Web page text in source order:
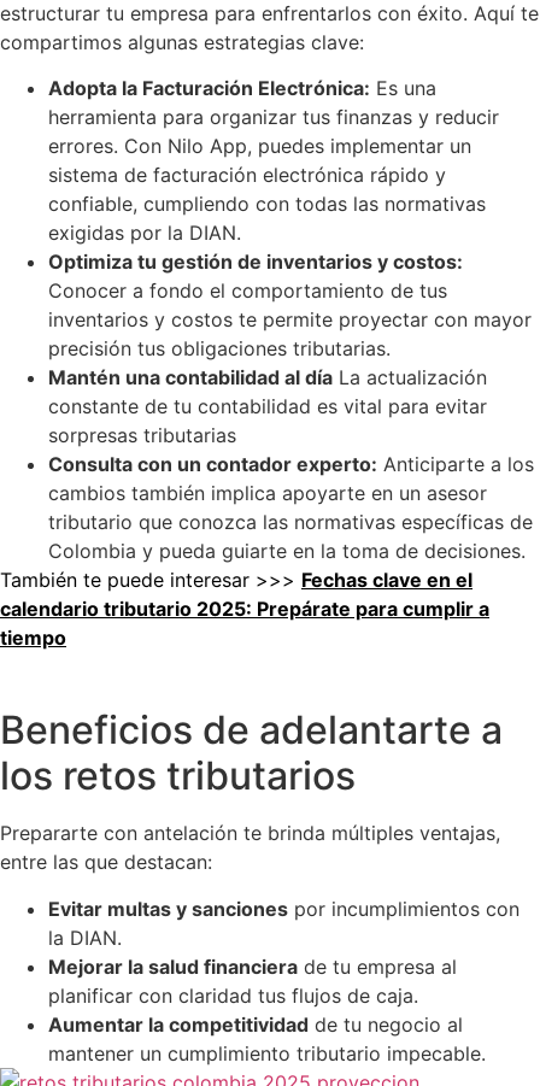
estructurar tu empresa para enfrentarlos con éxito. Aquí te
compartimos algunas estrategias clave:
Adopta la Facturación Electrónica: Es una
herramienta para organizar tus finanzas y reducir
errores. Con Nilo App, puedes implementar un
sistema de facturación electrónica rápido y
confiable, cumpliendo con todas las normativas
exigidas por la DIAN.
Optimiza tu gestión de inventarios y costos:
Conocer a fondo el comportamiento de tus
inventarios y costos te permite proyectar con mayor
precisión tus obligaciones tributarias.
Mantén una contabilidad al día La actualización
constante de tu contabilidad es vital para evitar
sorpresas tributarias
Consulta con un contador experto: Anticiparte a los
cambios también implica apoyarte en un asesor
tributario que conozca las normativas específicas de
Colombia y pueda guiarte en la toma de decisiones.
También te puede interesar >>> Fechas clave en el
calendario tributario 2025: Prepárate para cumplir a
tiempo
Beneficios de adelantarte a
los retos tributarios
Prepararte con antelación te brinda múltiples ventajas,
entre las que destacan:
Evitar multas y sanciones por incumplimientos con
la DIAN.
Mejorar la salud financiera de tu empresa al
planificar con claridad tus flujos de caja.
Aumentar la competitividad de tu negocio al
mantener un cumplimiento tributario impecable.